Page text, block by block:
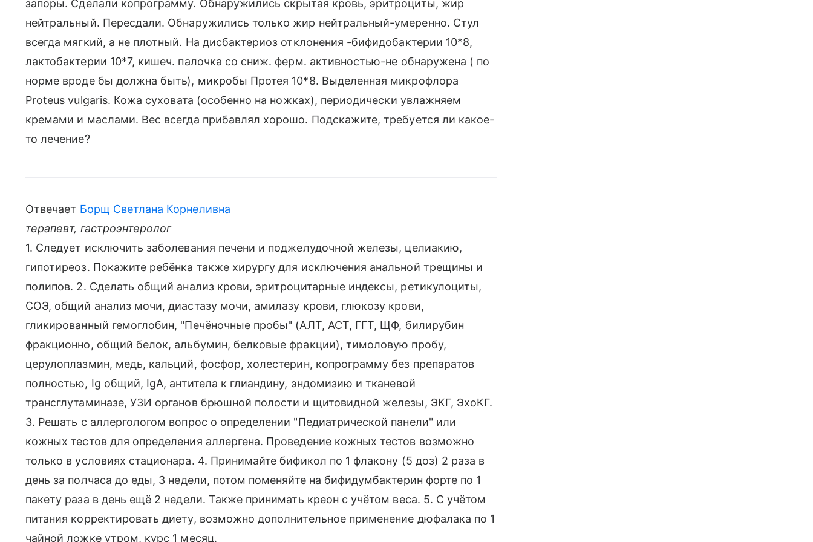
запоры. Сделали копрограмму. Обнаружились скрытая кровь, эритроциты, жир
нейтральный. Пересдали. Обнаружились только жир нейтральный-умеренно. Стул
всегда мягкий, а не плотный. На дисбактериоз отклонения -бифидобактерии 10*8,
лактобактерии 10*7, кишеч. палочка со сниж. ферм. активностью-не обнаружена ( по
норме вроде бы должна быть), микробы Протея 10*8. Выделенная микрофлора
Proteus vulgaris. Кожа суховата (особенно на ножках), периодически увлажняем
кремами и маслами. Вес всегда прибавлял хорошо. Подскажите, требуется ли какое-
то лечение?
Отвечает Борщ Светлана Корнеливна
терапевт, гастроэнтеролог
1. Следует исключить заболевания печени и поджелудочной железы, целиакию,
гипотиреоз. Покажите ребёнка также хирургу для исключения анальной трещины и
полипов. 2. Сделать общий анализ крови, эритроцитарные индексы, ретикулоциты,
СОЭ, общий анализ мочи, диастазу мочи, амилазу крови, глюкозу крови,
гликированный гемоглобин, "Печёночные пробы" (АЛТ, АСТ, ГГТ, ЩФ, билирубин
фракционно, общий белок, альбумин, белковые фракции), тимоловую пробу,
церулоплазмин, медь, кальций, фосфор, холестерин, копрограмму без препаратов
полностью, Ig общий, IgА, антитела к глиандину, эндомизию и тканевой
трансглутаминазе, УЗИ органов брюшной полости и щитовидной железы, ЭКГ, ЭхоКГ.
3. Решать с аллергологом вопрос о определении "Педиатрической панели" или
кожных тестов для определения аллергена. Проведение кожных тестов возможно
только в условиях стационара. 4. Принимайте бификол по 1 флакону (5 доз) 2 раза в
день за полчаса до еды, 3 недели, потом поменяйте на бифидумбактерин форте по 1
пакету раза в день ещё 2 недели. Также принимать креон с учётом веса. 5. С учётом
питания корректировать диету, возможно дополнительное применение дюфалака по 1
чайной ложке утром, курс 1 месяц.